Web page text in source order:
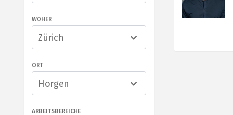
WOHER
Zürich
ORT
Horgen
ARBEITSBEREICHE